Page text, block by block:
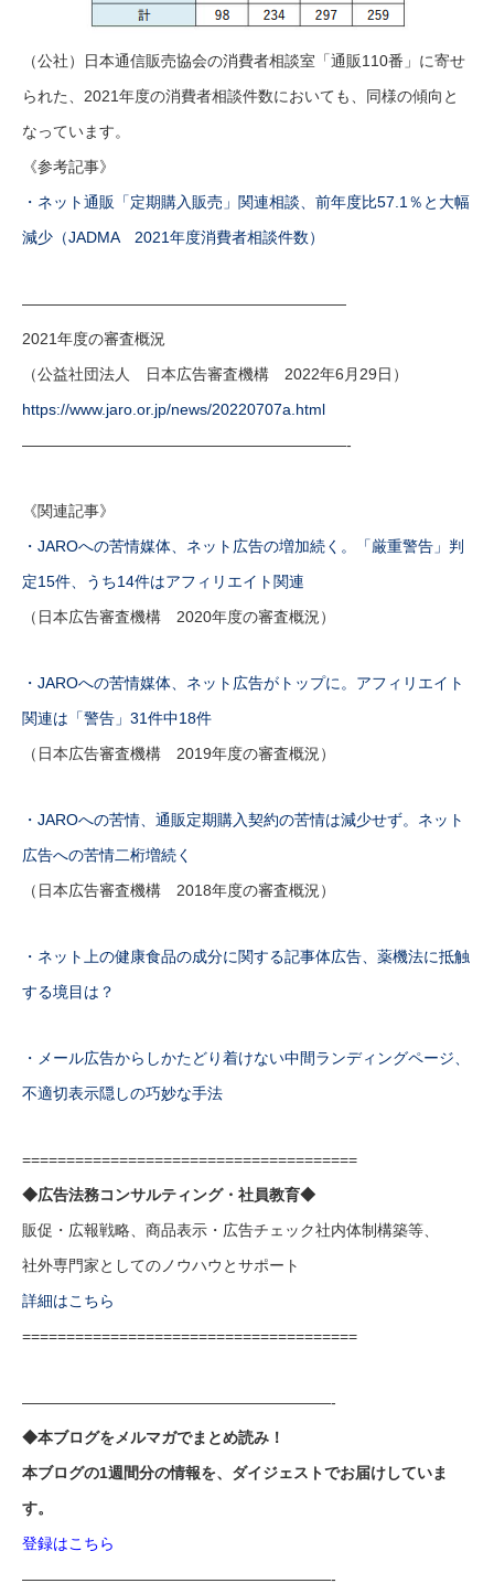
（公社）日本通信販売協会の消費者相談室「通販110番」に寄せ
られた、2021年度の消費者相談件数においても、同様の傾向と
なっています。
《参考記事》
・ネット通販「定期購入販売」関連相談、前年度比57.1％と大幅
減少（JADMA 2021年度消費者相談件数）
—————————————————————
2021年度の審査概況
（公益社団法人 日本広告審査機構 2022年6月29日）
https://www.jaro.or.jp/news/20220707a.html
—————————————————————-
《関連記事》
・JAROへの苦情媒体、ネット広告の増加続く。「厳重警告」判
定15件、うち14件はアフィリエイト関連
（日本広告審査機構 2020年度の審査概況）
・JAROへの苦情媒体、ネット広告がトップに。アフィリエイト
関連は「警告」31件中18件
（日本広告審査機構 2019年度の審査概況）
・JAROへの苦情、通販定期購入契約の苦情は減少せず。ネット
広告への苦情二桁増続く
（日本広告審査機構 2018年度の審査概況）
・ネット上の健康食品の成分に関する記事体広告、薬機法に抵触
する境目は？
・メール広告からしかたどり着けない中間ランディングページ、
不適切表示隠しの巧妙な手法
======================================
◆広告法務コンサルティング・社員教育◆
販促・広報戦略、商品表示・広告チェック社内体制構築等、
社外専門家としてのノウハウとサポート
詳細はこちら
======================================
————————————————————-
◆本ブログをメルマガでまとめ読み！
本ブログの1週間分の情報を、ダイジェストでお届けしていま
す。
登録はこちら
————————————————————-